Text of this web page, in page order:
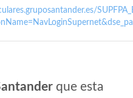
que esta